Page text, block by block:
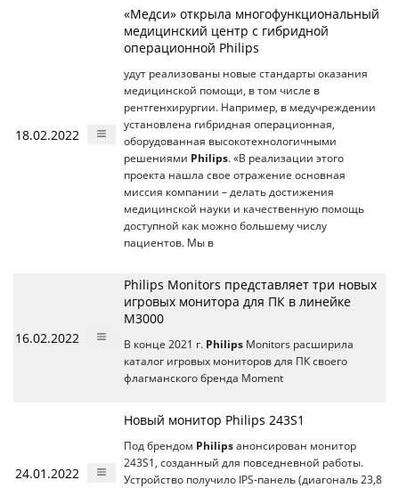
18.02.2022
«Медси» открыла многофункциональный
медицинский центр с гибридной
операционной Philips
удут реализованы новые стандарты оказания
медицинской помощи, в том числе в
рентгенхирургии. Например, в медучреждении
установлена гибридная операционная,
оборудованная высокотехнологичными
решениями Philips. «В реализации этого
проекта нашла свое отражение основная
миссия компании – делать достижения
медицинской науки и качественную помощь
доступной как можно большему числу
пациентов. Мы в
16.02.2022
Philips Monitors представляет три новых
игровых монитора для ПК в линейке
M3000
В конце 2021 г. Philips Monitors расширила
каталог игровых мониторов для ПК своего
флагманского бренда Moment
24.01.2022
Новый монитор Philips 243S1
Под брендом Philips анонсирован монитор
243S1, созданный для повседневной работы.
Устройство получило IPS-панель (диагональ 23,8